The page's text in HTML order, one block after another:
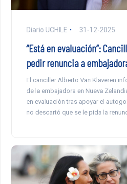
Diario UCHILE 31-12-2025
“Está en evaluación”:
pedir renuncia a
El canciller Alberto Van Klaveren
de la embajadora en Nueva
en evaluación tras apoyar el
no descartó que se le pida la